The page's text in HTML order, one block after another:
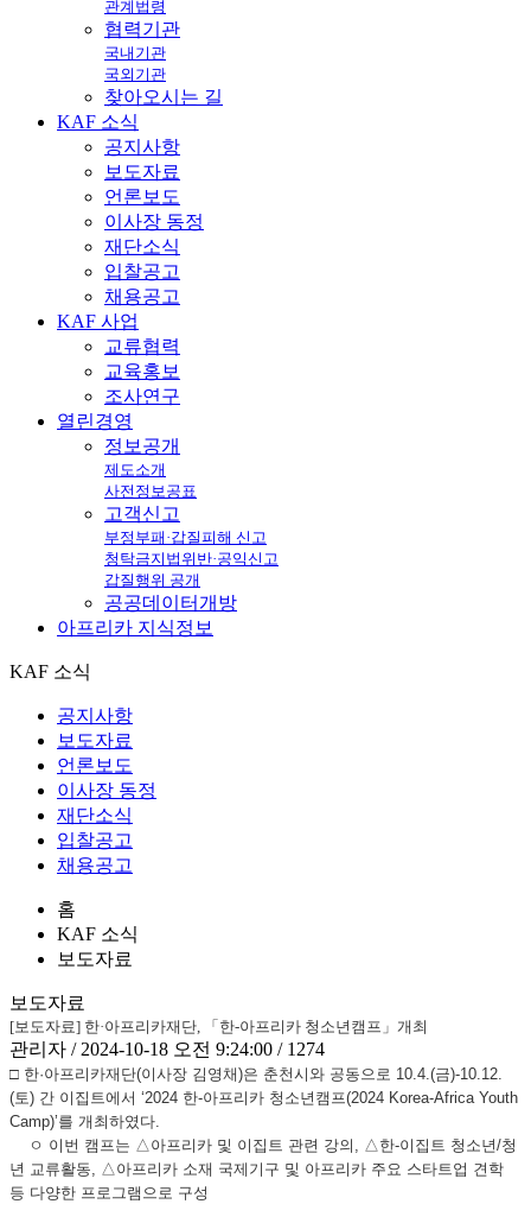
관계법령
협력기관
국내기관
국외기관
찾아오시는 길
KAF 소식
공지사항
보도자료
언론보도
이사장 동정
재단소식
입찰공고
채용공고
KAF 사업
교류협력
교육홍보
조사연구
열린경영
정보공개
제도소개
사전정보공표
고객신고
부정부패·갑질피해 신고
청탁금지법위반·공익신고
갑질행위 공개
공공데이터개방
아프리카 지식정보
KAF 소식
공지사항
보도자료
언론보도
이사장 동정
재단소식
입찰공고
채용공고
홈
KAF 소식
보도자료
보도자료
[보도자료] 한·아프리카재단, 「한-아프리카 청소년캠프」개최
관리자 / 2024-10-18 오전 9:24:00 / 1274
□ 한·아프리카재단(이사장 김영채)은 춘천시와 공동으로 10.4.(금)-10.12.
(토) 간 이집트에서 ‘2024 한-아프리카 청소년캠프(2024 Korea-Africa Youth
Camp)’를 개최하였다.
ㅇ 이번 캠프는 △아프리카 및 이집트 관련 강의, △한-이집트 청소년/청
년 교류활동, △아프리카 소재 국제기구 및 아프리카 주요 스타트업 견학
등 다양한 프로그램으로 구성